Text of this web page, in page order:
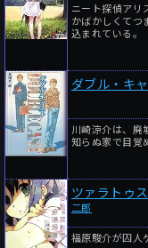
ニート探偵アリ
かばかしくてつ
込まれている。
ダブル・キ
川崎涼介は、廃
知らぬ家で目覚
ツァラトゥ
二郎
福原駿介が囚人